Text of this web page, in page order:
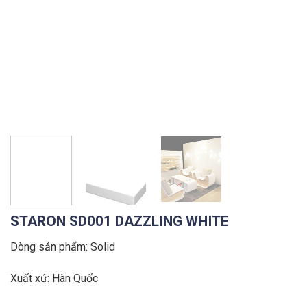
STARON SD001 DAZZLING WHITE
Dòng sản phẩm: Solid
Xuất xứ: Hàn Quốc